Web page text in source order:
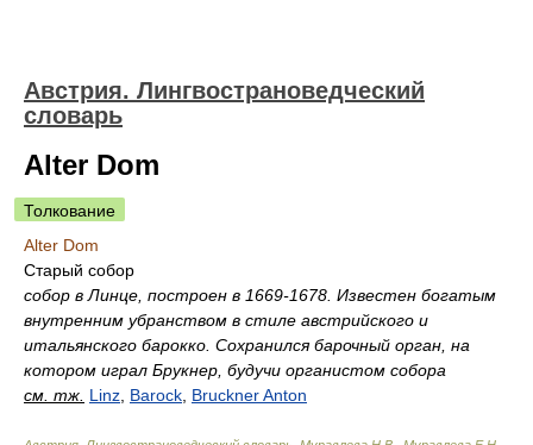
Австрия. Лингвострановедческий
словарь
Alter Dom
Толкование
Alter Dom
Старый собор
собор в Линце, построен в 1669-1678. Известен богатым
внутренним убранством в стиле австрийского и
итальянского барокко. Сохранился барочный орган, на
котором играл Брукнер, будучи органистом собора
см. тж. Linz Barock Bruckner Anton